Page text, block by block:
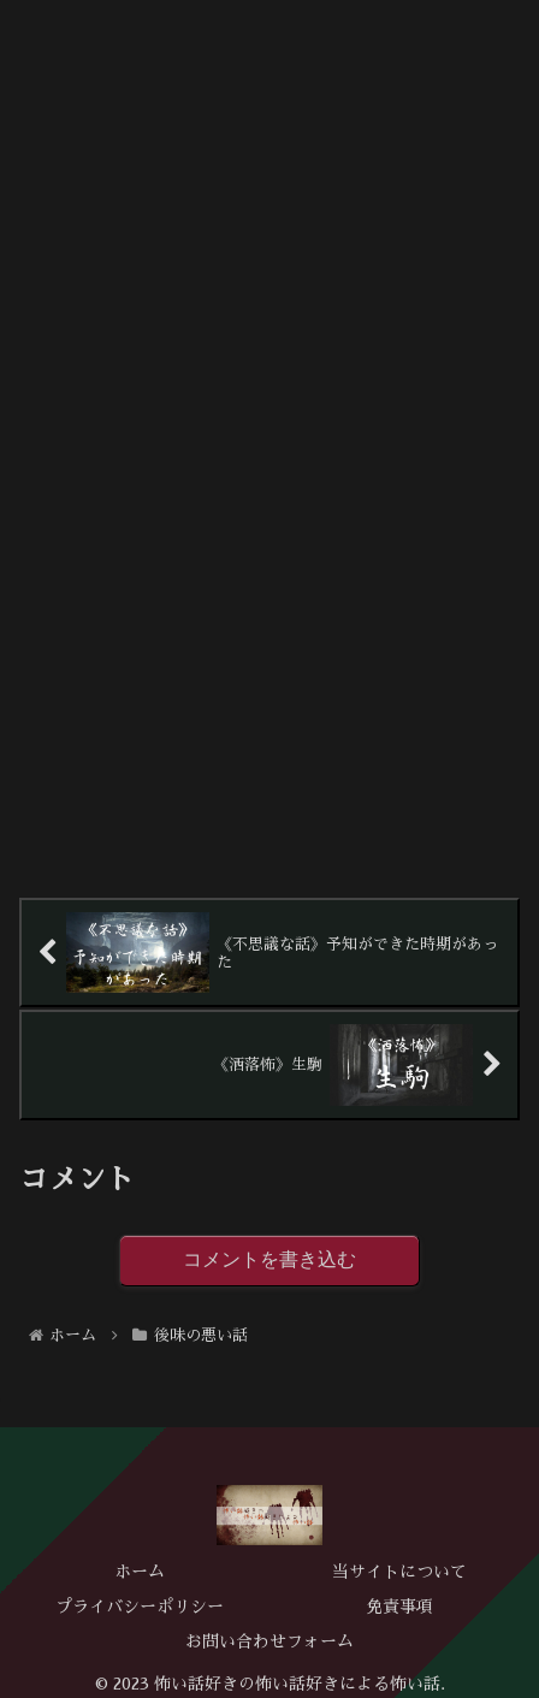
《不思議な話》予知ができた時期があっ
た
《洒落怖》生駒
コメント
コメントを書き込む
ホーム 後味の悪い話
ホーム 当サイトについて
プライバシーポリシー 免責事項
お問い合わせフォーム
© 2023 怖い話好きの怖い話好きによる怖い話.